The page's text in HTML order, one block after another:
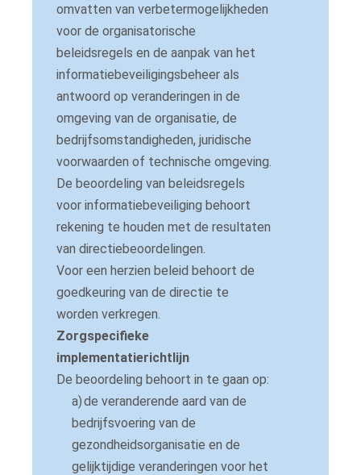
omvatten van verbetermogelijkheden
voor de organisatorische
beleidsregels en de aanpak van het
informatiebeveiligingsbeheer als
antwoord op veranderingen in de
omgeving van de organisatie, de
bedrijfsomstandigheden, juridische
voorwaarden of technische omgeving.
De beoordeling van beleidsregels
voor informatiebeveiliging behoort
rekening te houden met de resultaten
van directiebeoordelingen.
Voor een herzien beleid behoort de
goedkeuring van de directie te
worden verkregen.
Zorgspecifieke
implementatierichtlijn
De beoordeling behoort in te gaan op:
a)de veranderende aard van de
bedrijfsvoering van de
gezondheidsorganisatie en de
gelijktijdige veranderingen voor het